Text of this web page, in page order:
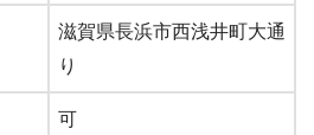
滋賀県長浜市西浅井町大通
り
可